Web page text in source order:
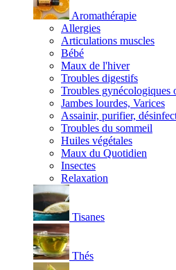
Aromathérapie
Allergies
Articulations muscles
Bébé
Maux de l'hiver
Troubles digestifs
Troubles gynécologiques
Jambes lourdes, Varices
Assainir, purifier,
Troubles du sommeil
Huiles végétales
Maux du Quotidien
Insectes
Relaxation
Tisanes
Thés